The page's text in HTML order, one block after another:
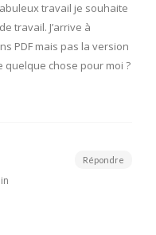
travail je souhaite
travail. J’arrive à
PDF mais pas la version
quelque chose pour moi ?
Répondre